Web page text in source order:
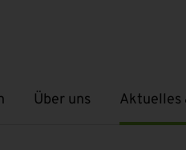
Über uns
Untermenü öffnenAktuelles
Untermenü